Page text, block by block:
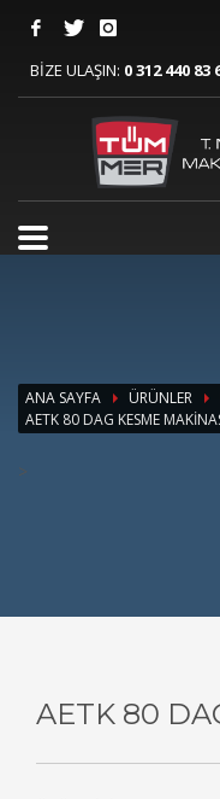
BİZE ULAŞIN: 0 312 440 83
ANA SAYFA ÜRÜNLER
AETK 80 DAG KESME
>
AETK 80